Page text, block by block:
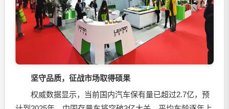
坚守品质，征战市场取得硕果
权威数据显示，当前国内汽车保有量已超过2.7亿，预